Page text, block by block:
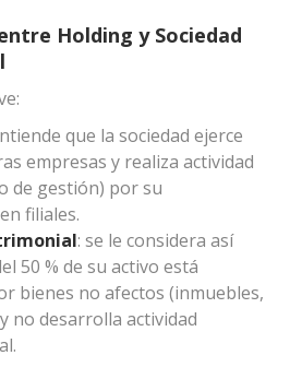
Holding y Sociedad
que la sociedad ejerce
empresas y realiza actividad
de gestión) por su
filiales.
: se le considera así
50 % de su activo está
bienes no afectos (inmuebles,
no desarrolla actividad